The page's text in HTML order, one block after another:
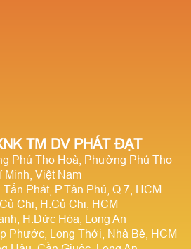
TM DV PHÁT ĐẠT
Phú Thọ Hoà, Phường Phú Thọ
Minh, Việt Nam
Phát, P.Tân Phú, Q.7, HCM
Chi, H.Củ Chi, HCM
H.Đức Hòa, Long An
Phước, Long Thới, Nhà Bè, HCM